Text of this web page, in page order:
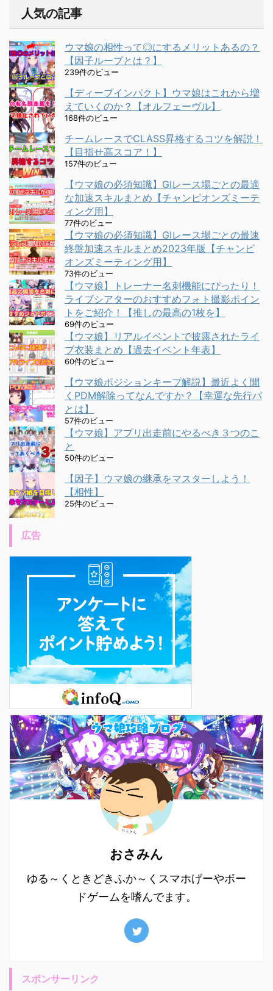
人気の記事
ウマ娘の相性って◎にするメリットあるの？
【因子ループとは？】
239件のビュー
【ディープインパクト】ウマ娘はこれから増
えていくのか？【オルフェーヴル】
168件のビュー
チームレースでCLASS昇格するコツを解説！
【目指せ高スコア！】
157件のビュー
【ウマ娘の必須知識】GⅠレース場ごとの最適
な加速スキルまとめ【チャンピオンズミーテ
ィング用】
77件のビュー
【ウマ娘の必須知識】GⅠレース場ごとの最速
終盤加速スキルまとめ2023年版【チャンピ
オンズミーティング用】
73件のビュー
【ウマ娘】トレーナー名刺機能にぴったり！
ライブシアターのおすすめフォト撮影ポイン
トをご紹介！【推しの最高の1枚を】
69件のビュー
【ウマ娘】リアルイベントで披露されたライ
ブ衣装まとめ【過去イベント年表】
60件のビュー
【ウマ娘ポジションキープ解説】最近よく聞
くPDM解除ってなんですか？【幸運な先行バ
とは】
57件のビュー
【ウマ娘】アプリ出走前にやるべき３つのこ
と
50件のビュー
【因子】ウマ娘の継承をマスターしよう！
【相性】
25件のビュー
広告
おさみん
ゆる～くときどきふか～くスマホげーやボー
ドゲームを嗜んでます。
スポンサーリンク